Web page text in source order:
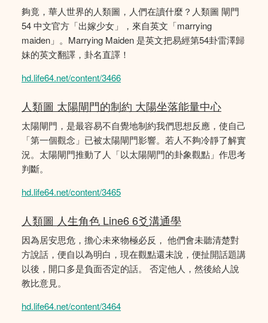
夠竟，華人世界的人類圖，人們在讀什麼？人類圖 閘門
54 中文官方「出嫁少女」，來自英文「marrying
maiden」。Marrying Maiden 是英文把易經第54卦雷澤歸
妹的英文翻譯，卦名直譯！
hd.life64.net/content/3466
人類圖 太陽閘門的制約 大陽坐落能量中心
太陽閘門，是最容易不自覺地制約我們思想反應，使自己
「第一個觀念」已被太陽閘門影響。若人不夠冷靜了解實
況。太陽閘門推動了人「以太陽閘門的卦象觀點」作思考
判斷。
hd.life64.net/content/3465
人類圖 人生角色 Line6 6爻溝通學
因為居安思危，擔心未來物極必反， 他們會未聽清楚對
方說話，便自以為明白，現在觀點還未說，便扯開話題講
以後，開口多是負面否定的話。 否定他人，然後給人說
教比意見。
hd.life64.net/content/3464